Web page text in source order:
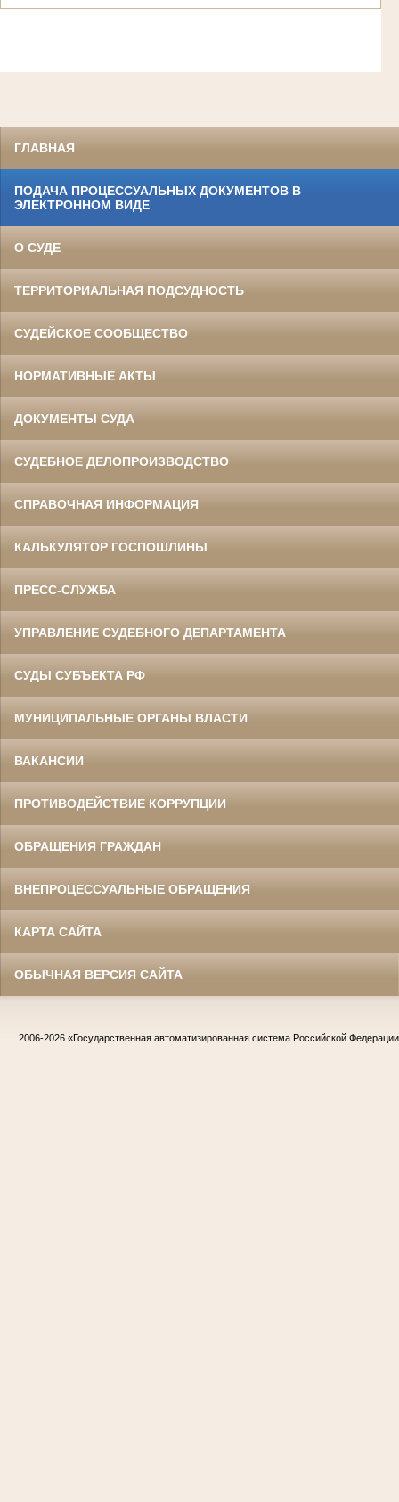
ГЛАВНАЯ
ПОДАЧА ПРОЦЕССУАЛЬНЫХ ДОКУМЕНТОВ В
ЭЛЕКТРОННОМ ВИДЕ
О СУДЕ
ТЕРРИТОРИАЛЬНАЯ ПОДСУДНОСТЬ
СУДЕЙСКОЕ СООБЩЕСТВО
НОРМАТИВНЫЕ АКТЫ
ДОКУМЕНТЫ СУДА
СУДЕБНОЕ ДЕЛОПРОИЗВОДСТВО
СПРАВОЧНАЯ ИНФОРМАЦИЯ
КАЛЬКУЛЯТОР ГОСПОШЛИНЫ
ПРЕСС-СЛУЖБА
УПРАВЛЕНИЕ СУДЕБНОГО ДЕПАРТАМЕНТА
СУДЫ СУБЪЕКТА РФ
МУНИЦИПАЛЬНЫЕ ОРГАНЫ ВЛАСТИ
ВАКАНСИИ
ПРОТИВОДЕЙСТВИЕ КОРРУПЦИИ
ОБРАЩЕНИЯ ГРАЖДАН
ВНЕПРОЦЕССУАЛЬНЫЕ ОБРАЩЕНИЯ
КАРТА САЙТА
ОБЫЧНАЯ ВЕРСИЯ САЙТА
2006-2026 «Государственная автоматизированная система Российской